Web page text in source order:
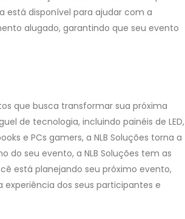
está disponível para ajudar com a
alugado, garantindo que seu evento
que busca transformar sua próxima
de tecnologia, incluindo painéis de LED,
e PCs gamers, a NLB Soluções torna a
seu evento, a NLB Soluções tem as
está planejando seu próximo evento,
experiência dos seus participantes e